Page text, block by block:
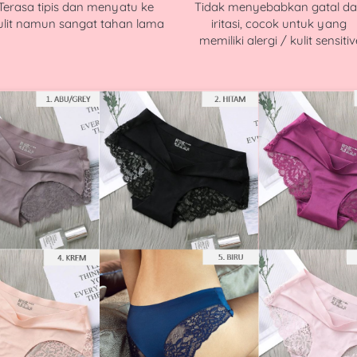
tipis dan menyatu ke
namun sangat tahan lama
Tidak menyebabkan gatal
iritasi, cocok untuk yang
memiliki alergi / kulit